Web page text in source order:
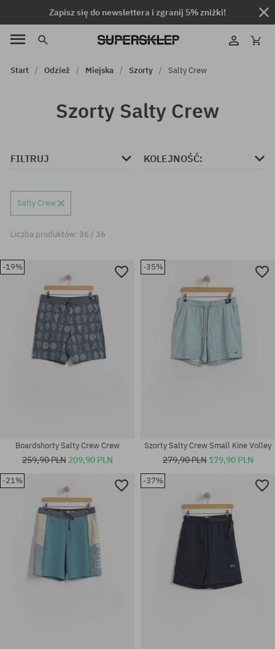
Zapisz się do newslettera i zgranij 5% zniżki!
Start Odzież Miejska Szorty Salty Crew
Szorty Salty Crew
FILTRUJ KOLEJNOŚĆ:
Salty Crew
Liczba produktów: 36 / 36
-19%
Boardshorty Salty Crew Crew
259,90 PLN 209,90 PLN
-35%
Szorty Salty Crew Small Kine Volley
279,90 PLN 179,90 PLN
-21% -37%